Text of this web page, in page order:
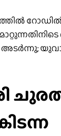
റോഡിൽ
അടർന്നു;